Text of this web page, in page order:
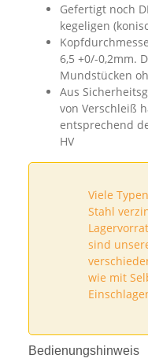
Gefertigt noch
kegeligen
6,5 +0/-0,2mm.
Mundstücken
Aus
von Verschleiß
entsprechend
HV
Viele
Stahl
sind
wie mit
Bedienungshinweis